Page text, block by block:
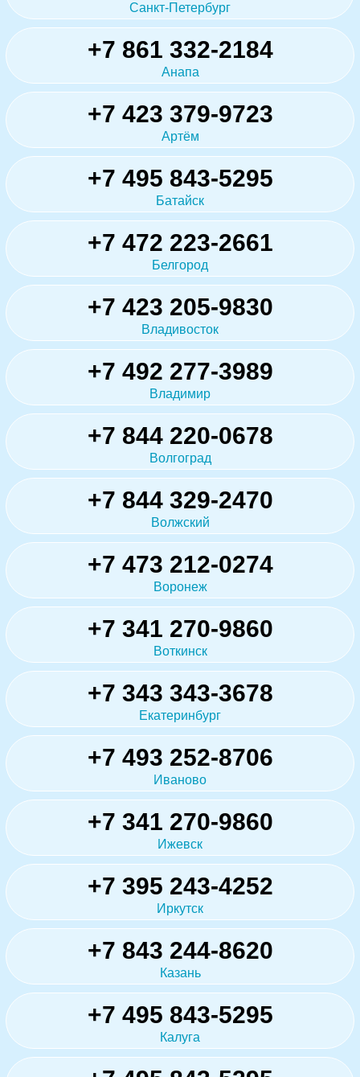
Санкт-Петербург
+7 861 332-2184
Анапа
+7 423 379-9723
Артём
+7 495 843-5295
Батайск
+7 472 223-2661
Белгород
+7 423 205-9830
Владивосток
+7 492 277-3989
Владимир
+7 844 220-0678
Волгоград
+7 844 329-2470
Волжский
+7 473 212-0274
Воронеж
+7 341 270-9860
Воткинск
+7 343 343-3678
Екатеринбург
+7 493 252-8706
Иваново
+7 341 270-9860
Ижевск
+7 395 243-4252
Иркутск
+7 843 244-8620
Казань
+7 495 843-5295
Калуга